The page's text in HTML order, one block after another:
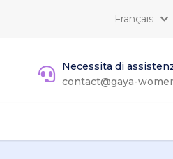
Français
Necessita di
contact@gaya-